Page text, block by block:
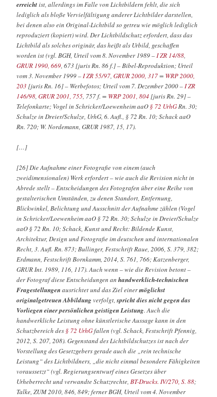
erreichtist, allerdings im Falle von Lichtbildern fehlt, die sich
lediglich als bloße Vervielfältigung anderer Lichtbilder darstellen,
bei denen also ein Original-Lichtbild so getreu wie möglich lediglich
reproduziert (kopiert) wird. Der Lichtbildschutz erfordert, dass das
Lichtbild als solches originär, das heißt als Urbild, geschaffen
worden ist (vgl. BGH, Urteil vom 8. November 1989 –I ZR 14/88,
GRUR 1990, 669, 673 [juris Rn. 86 f.] – Bibel-Reproduktion; Urteil
vom 3. November 1999 –I ZR 55/97,GRUR 2000, 317= WRP 2000,
203 [juris Rn. 16] – Werbefotos; Urteil vom 7. Dezember 2000 –I ZR
146/98,GRUR 2001, 755, 757 f. = WRP 2001, 804 [juris Rn. 29] –
Telefonkarte; Vogel in Schricker/Loewenheim aaO § 72 UrhGRn. 30;
Schulze in Dreier/Schulze, UrhG, 6. Aufl., § 72 Rn. 10; Schack aaO
Rn. 720; W. Nordemann, GRUR 1987, 15, 17).
[…]
[26] Die Aufnahme einer Fotografie von einem (auch
zweidimensionalen) Werk erfordert – wie auch die Revision nicht in
Abrede stellt – Entscheidungen des Fotografen über eine Reihe von
gestalterischen Umständen, zu denen Standort, Entfernung,
Blickwinkel, Belichtung und Ausschnitt der Aufnahme zählen (Vogel
in Schricker/Loewenheim aaO § 72 Rn. 30; Schulze in Dreier/Schulze
aaO § 72 Rn. 10; Schack, Kunst und Recht: Bildende Kunst,
Architektur, Design und Fotografie im deutschen und internationalen
Recht, 3. Aufl. Rn. 873; Bullinger, Festschrift Raue, 2006, S. 379, 382;
Erdmann, Festschrift Bornkamm, 2014, S. 761, 766; Katzenberger,
GRUR Int. 1989, 116, 117). Auch wenn – wie die Revision betont –
der Fotograf diese Entscheidungen anhandwerklich-technischen
Fragestellungenausrichtet und das Ziel einermöglichst
originalgetreuen Abbildungverfolgt,spricht dies nicht gegen das
Vorliegen einer persönlichen geistigen Leistung. Auch die
handwerkliche Leistung ohne künstlerische Aussage kann in den
Schutzbereich des § 72 UrhGfallen (vgl. Schack, Festschrift Pfennig,
2012, S. 207, 208). Gegenstand des Lichtbildschutzes ist nach der
Vorstellung des Gesetzgebers gerade auch die „rein technische
Leistung“ des Lichtbildners, „die nicht einmal besondere Fähigkeiten
voraussetzt“ (vgl. Regierungsentwurf eines Gesetzes über
Urheberrecht und verwandte Schutzrechte,BT-Drucks. IV/270, S. 88;
Talke, ZUM 2010, 846, 849; ferner BGH, Urteil vom 4. November